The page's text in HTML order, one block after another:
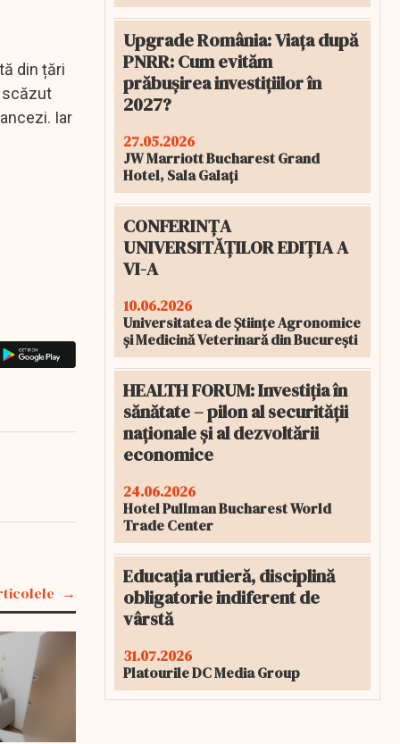
din țări
scăzut
Iar
Upgrade România: Viața după
PNRR: Cum evităm
prăbușirea investițiilor în
2027?
27.05.2026
JW Marriott Bucharest Grand
Hotel, Sala Galați
CONFERINȚA
UNIVERSITĂȚILOR EDIȚIA A
VI-A
10.06.2026
Universitatea de Științe Agronomice
și Medicină Veterinară din București
HEALTH FORUM: Investiția în
sănătate – pilon al securității
naționale și al dezvoltării
economice
24.06.2026
Hotel Pullman Bucharest World
Trade Center
Educația rutieră, disciplină
obligatorie indiferent de
vârstă
31.07.2026
Platourile DC Media Group